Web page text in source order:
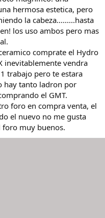
hermosa estetica, pero
la cabeza.........hasta
los uso ambos pero mas
comprate el Hydro
inevitablemente vendra
trabajo pero te estara
hay tanto ladron por
el GMT.
foro en compra venta, el
el nuevo no me gusta
foro muy buenos.